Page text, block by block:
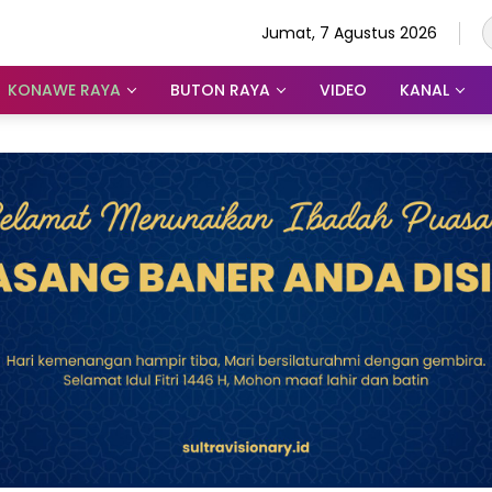
Jumat, 7 Agustus 2026
KONAWE RAYA BUTON RAYA VIDEO KANAL